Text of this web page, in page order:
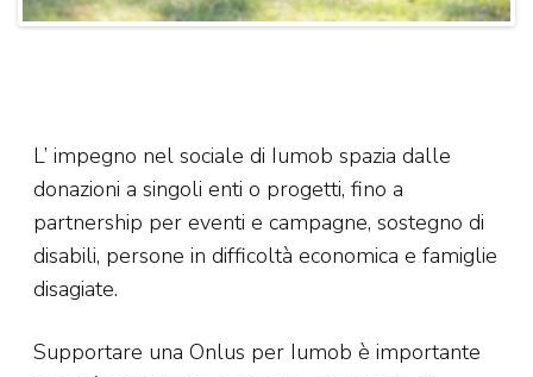
L’ impegno nel sociale di Iumob spazia dalle
donazioni a singoli enti o progetti, fino a
partnership per eventi e campagne, sostegno di
disabili, persone in difficoltà economica e famiglie
disagiate.
Supportare una Onlus per Iumob è importante